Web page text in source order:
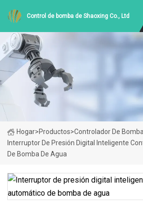
Control de bomba de Shaoxing Co., Ltd
Hogar>Productos>Controlador De
Interruptor De Presión Digital Inteligente
De Bomba De Agua